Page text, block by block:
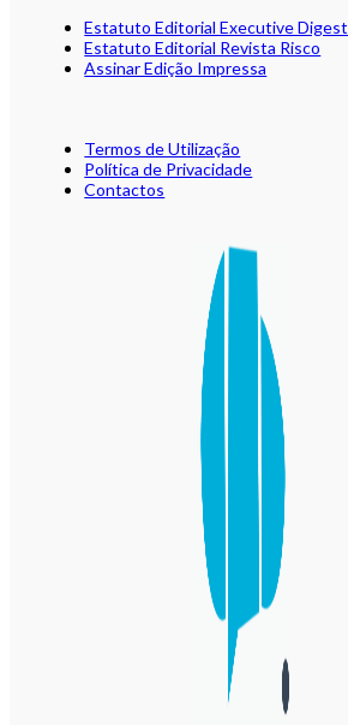
Estatuto Editorial Executive Digest
Estatuto Editorial Revista Risco
Assinar Edição Impressa
Termos de Utilização
Política de Privacidade
Contactos